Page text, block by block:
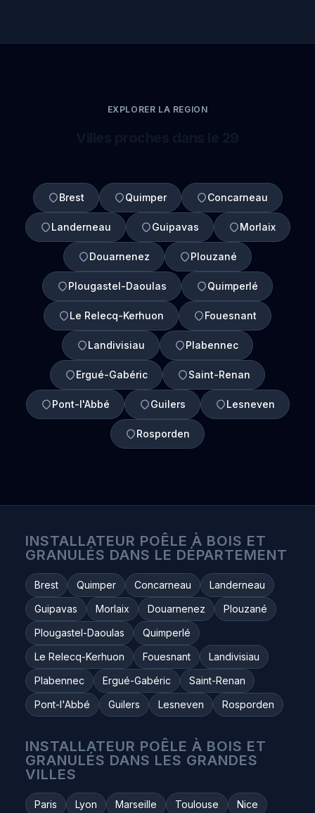
EXPLORER LA REGION
Brest Quimper Concarneau
Landerneau Guipavas Morlaix
Douarnenez Plouzané
Plougastel-Daoulas Quimperlé
Le Relecq-Kerhuon Fouesnant
Landivisiau Plabennec
Ergué-Gabéric Saint-Renan
Pont-l'Abbé Guilers Lesneven
Rosporden
INSTALLATEUR POÊLE À BOIS ET
GRANULÉS DANS LE DÉPARTEMENT
Brest Quimper Concarneau
Landerneau
Guipavas
Morlaix Douarnenez
Plouzané
Plougastel-Daoulas
Quimperlé
Le Relecq-Kerhuon
Fouesnant
Landivisiau
Plabennec
Ergué-Gabéric
Saint-Renan
Pont-l'Abbé
Guilers Lesneven Rosporden
INSTALLATEUR POÊLE À BOIS ET
GRANULÉS DANS LES GRANDES
VILLES
Paris Lyon Marseille Toulouse
Nice